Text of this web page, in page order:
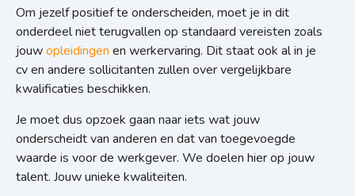
Om jezelf positief te onderscheiden, moet je in dit
onderdeel niet terugvallen op standaard vereisten zoals
jouwopleidingen en werkervaring. Dit staat ook al in je
cv en andere sollicitanten zullen over vergelijkbare
kwalificaties beschikken.
Je moet dus opzoek gaan naar iets wat jouw
onderscheidt van anderen en dat van toegevoegde
waarde is voor de werkgever. We doelen hier op jouw
talent. Jouw unieke kwaliteiten.